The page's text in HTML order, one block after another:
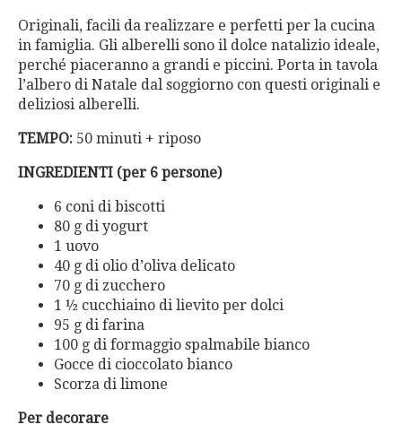
Originali, facili da realizzare e perfetti per la cucina
in famiglia. Gli alberelli sono il dolce natalizio ideale,
perché piaceranno a grandi e piccini. Porta in tavola
l’albero di Natale dal soggiorno con questi originali e
deliziosi alberelli.
TEMPO: 50 minuti + riposo
INGREDIENTI (per 6 persone)
6 coni di biscotti
80 g di yogurt
1 uovo
40 g di olio d’oliva delicato
70 g di zucchero
1 ½ cucchiaino di lievito per dolci
95 g di farina
100 g di formaggio spalmabile bianco
Gocce di cioccolato bianco
Scorza di limone
Per decorare